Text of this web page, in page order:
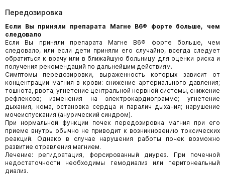
Передозировка
Если Вы приняли препарата Магне В6® форте больше, чем
следовало
Если Вы приняли препарата Магне В6® форте больше, чем
следовало, или если дети приняли его случайно, всегда следует
обратиться к врачу или в ближайшую больницу для оценки риска и
получения рекомендаций по дальнейшим действиям.
Симптомы передозировки, выраженность которых зависит от
концентрации магния в крови: снижение артериального давления;
тошнота, рвота; угнетение центральной нервной системы, снижение
рефлексов; изменения на электрокардиограмме; угнетение
дыхания, кома, остановка сердца и паралич дыхания; нарушение
мочеиспускания (анурический синдром).
При нормальной функции почек передозировка магния при его
приеме внутрь обычно не приводит к возникновению токсических
реакций. Однако в случае нарушения работы почек возможно
развитие отравления магнием.
Лечение: регидратация, форсированный диурез. При почечной
недостаточности необходимы гемодиализ или перитонеальный
диализ.